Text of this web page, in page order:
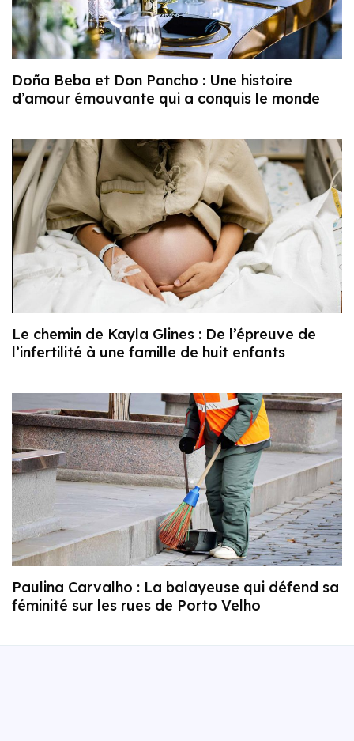
Doña Beba et Don Pancho : Une histoire
d’amour émouvante qui a conquis le monde
Le chemin de Kayla Glines : De l’épreuve de
l’infertilité à une famille de huit enfants
Paulina Carvalho : La balayeuse qui défend sa
féminité sur les rues de Porto Velho